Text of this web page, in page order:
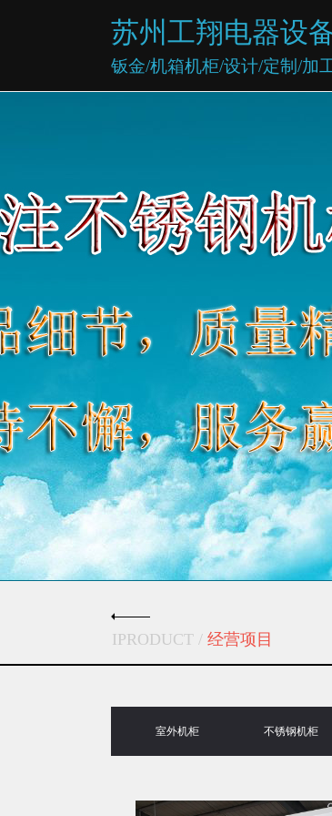
IPRODUCT / 经营项目
室外机柜 不锈钢机柜
苏州工翔电器设
钣金/机箱机柜/设计/定制/加